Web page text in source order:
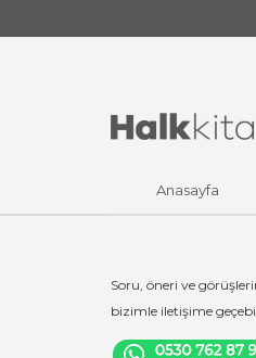
Anasayfa
Soru, öneri ve
bizimle iletişime